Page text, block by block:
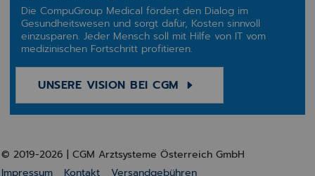
Die CompuGroup Medical fördert den Dialog im
Gesundheitswesen und sorgt dafür, Kosten sinnvoll
einzusparen. Jeder Mensch soll mit Hilfe von IT vom
medizinischen Fortschritt profitieren.
UNSERE VISION BEI CGM
© 2019-2026 | CGM Arztsysteme Österreich GmbH
Impressum
Kontakt Versandgebühren